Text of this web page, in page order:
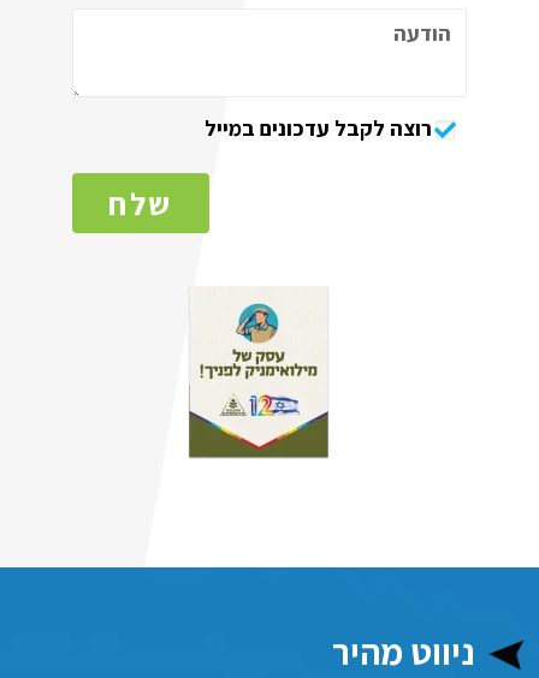
רוצה לקבל עדכונים במייל
שלח
ניווט מהיר